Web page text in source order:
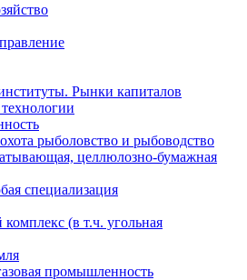
Рынки капиталов
рыболовство и рыбоводство
целлюлозно-бумажная
специализация
(в т.ч. угольная
промышленность